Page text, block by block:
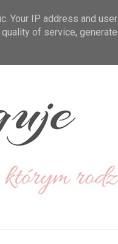
Your IP address and
of service,